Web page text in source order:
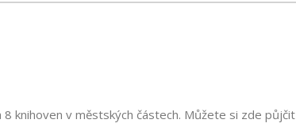
knihoven v městských částech. Můžete si zde půjčit